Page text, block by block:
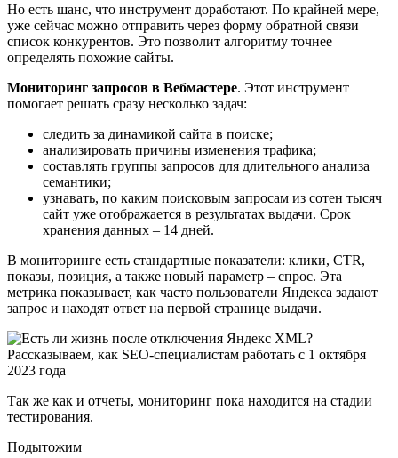
Но есть шанс, что инструмент доработают. По крайней мере,
уже сейчас можно отправить через форму обратной связи
список конкурентов. Это позволит алгоритму точнее
определять похожие сайты.
Мониторинг запросов в Вебмастере. Этот инструмент
помогает решать сразу несколько задач:
следить за динамикой сайта в поиске;
анализировать причины изменения трафика;
составлять группы запросов для длительного анализа
семантики;
узнавать, по каким поисковым запросам из сотен тысяч
сайт уже отображается в результатах выдачи. Срок
хранения данных – 14 дней.
В мониторинге есть стандартные показатели: клики, CTR,
показы, позиция, а также новый параметр – спрос. Эта
метрика показывает, как часто пользователи Яндекса задают
запрос и находят ответ на первой странице выдачи.
Так же как и отчеты, мониторинг пока находится на стадии
тестирования.
Подытожим